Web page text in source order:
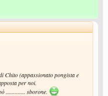
Chito (appassionato pongista e
per noi.
............. sborone.